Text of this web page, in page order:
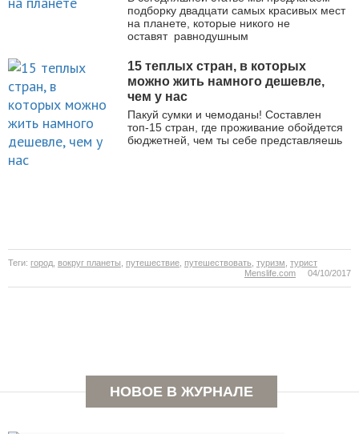
подборку двадцати самых красивых мест
на планете, которые никого не
оставят равнодушным
15 теплых стран, в которых
можно жить намного дешевле,
чем у нас
Пакуй сумки и чемоданы! Составлен
топ-15 стран, где проживание обойдется
бюджетней, чем ты себе представляешь
Теги: город вокруг планеты путешествие путешествовать туризм турист
04/10/2017
Menslife.com
НОВОЕ В ЖУРНАЛЕ